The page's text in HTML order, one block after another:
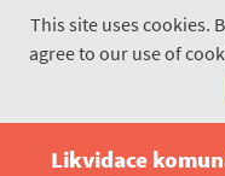
This site uses cookies.
agree to our use of
Likvidace